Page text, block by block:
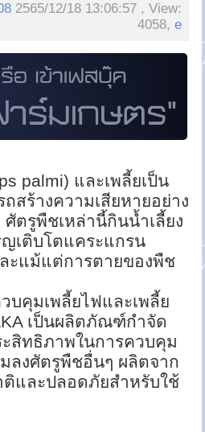
2565/12/18 13:06:57 , View:
4058,e
palmi) และเพลี้ยเป็น
สร้างความเสียหายอย่าง
ตรูพืชเหล่านี้กินน้ำเลี้ยง
เติบโตแคระแกรน
ะแม้แต่การตายของพืช
บคุมเพลี้ยไฟและเพลี้ย
เป็นผลิตภัณฑ์กำจัด
สิทธิภาพในการควบคุม
ลงศัตรูพืชอื่นๆ ผลิตจาก
และปลอดภัยสำหรับใช้